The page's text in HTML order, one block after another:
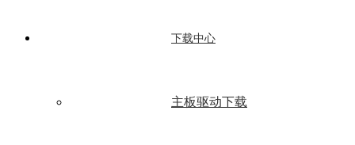
下载中心
主板驱动下载